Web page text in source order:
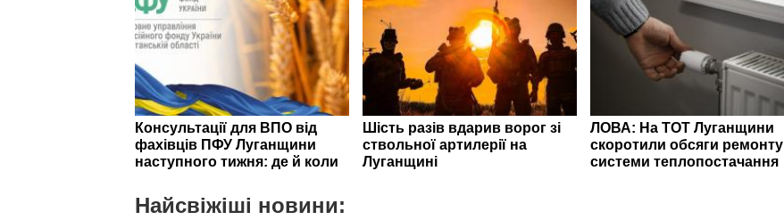
Консультації для ВПО від
фахівців ПФУ Луганщини
наступного тижня: де й коли
Шість разів вдарив ворог зі
ствольної артилерії на
Луганщині
ЛОВА: На ТОТ Луганщини
скоротили обсяги ремонту
системи теплопостачання
Найсвіжіші новини: